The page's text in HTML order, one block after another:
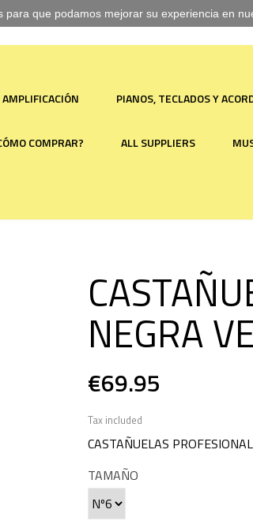
AMPLIFICACIÓN PIANOS, TECLADOS Y
COMPRAR? ALL SUPPLIERS
NEGRA
€69.95
Tax included
CASTAÑUELAS
TAMAÑO
que podamos mejorar su experiencia en